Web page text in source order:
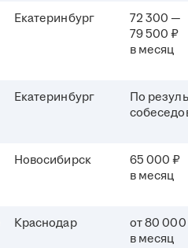
Екатеринбург
72 300 —
79 500 ₽
в месяц
Екатеринбург
По
Новосибирск
65 000 ₽
в месяц
Краснодар
от 80
в месяц